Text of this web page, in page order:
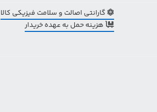
گارانتی اصالت و سلامت فیزیکی کالا
هزینه حمل به عهده خریدار